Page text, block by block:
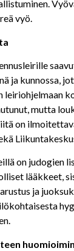
vyö.
ja kunnossa,
leiriohjelmaan
mutta
on
on judogien
lääkkeet,
ja